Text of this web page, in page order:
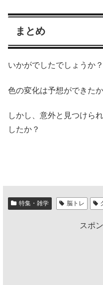
まとめ
いかがでしたでしょうか？
色の変化は予想ができた
しかし、意外と見つけら
したか？
特集・雑学 脳トレ
スポ